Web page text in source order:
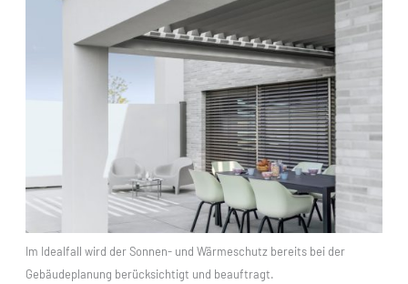
Im Idealfall wird der Sonnen- und Wärmeschutz bereits bei der
Gebäudeplanung berücksichtigt und beauftragt.